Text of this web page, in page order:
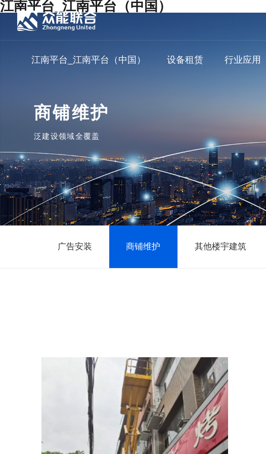
江南平台_江南平台（中国）
江南平台_江南平台（中国） 设备租赁 行业应用
商铺维护
泛建设领域全覆盖
广告安装 商铺维护 其他楼宇建筑